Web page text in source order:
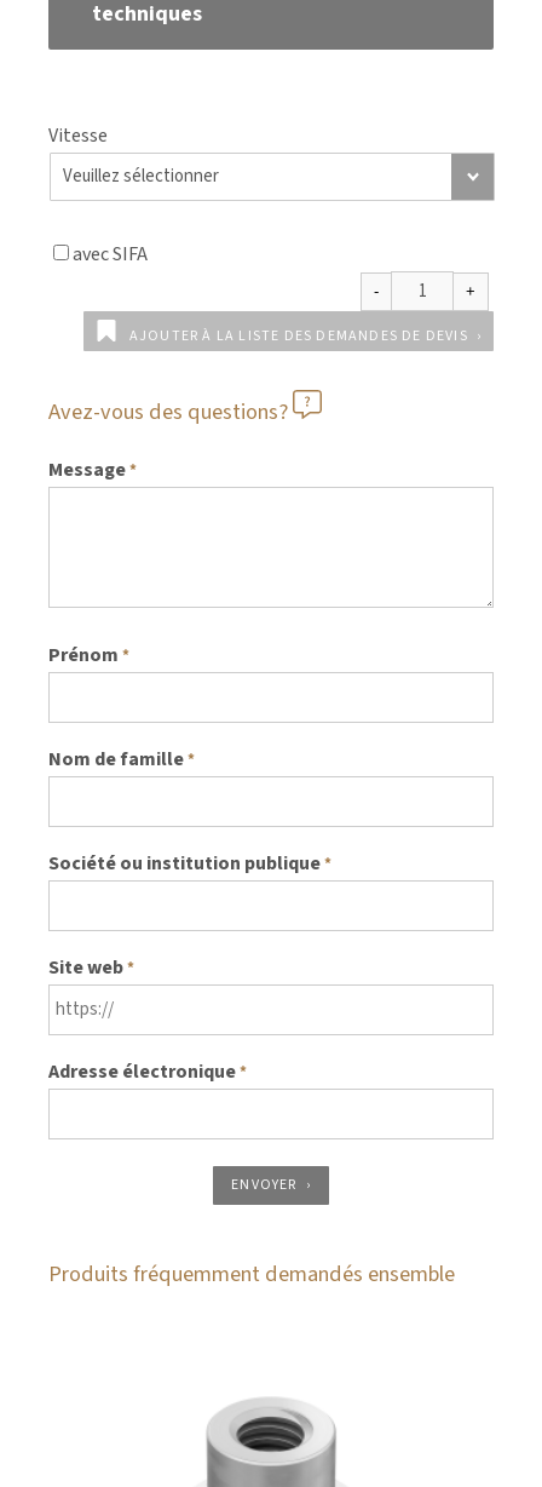
techniques
Vitesse
avec SIFA
AJOUTER À LA LISTE DES DEMANDES DE DEVIS
Avez-vous des questions?
Message*
Prénom *
Nom de famille*
Société ou institution publique*
Site web*
Adresse électronique*
ENVOYER
Produits fréquemment demandés ensemble